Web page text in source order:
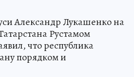
Александр Лукашенко на
Рустамом
что республика
порядком и